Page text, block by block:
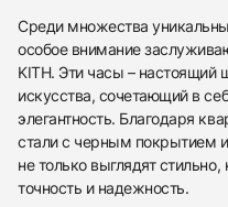
Среди множества
особое внимание
KITH. Эти часы – настоящий
искусства, сочетающий в
элегантность. Благодаря
стали с черным покрытием
не только выглядят
точность и надежность.